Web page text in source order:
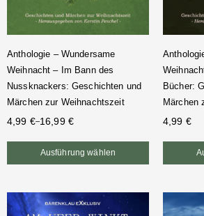
Anthologie – Wundersame
Weihnacht – Im Bann des
Nussknackers: Geschichten und
Märchen zur Weihnachtszeit
4,99 €–16,99 €
Ausführung wählen
Bücher:
Märchen
4,99 €